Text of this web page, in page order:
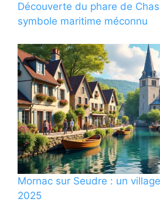
Découverte du phare de
symbole maritime méconnu
Mornac sur Seudre : un
2025